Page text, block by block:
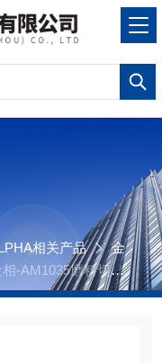
相关产品
金
-AM1035磨料切割